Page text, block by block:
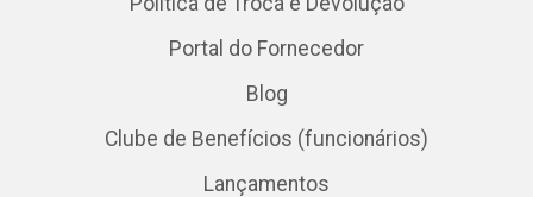
Portal do Fornecedor
Blog
Clube de Benefícios (funcionários)
Lançamentos